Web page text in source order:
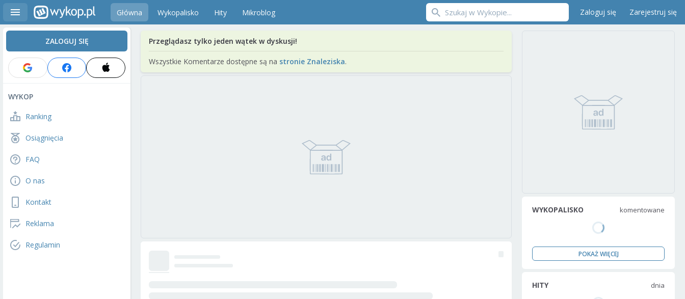
Główna Wykopalisko Hity Mikroblog Zaloguj się Zarejestruj się
ZALOGUJ SIĘ
WYKOP
Ranking
Osiągnięcia
FAQ
O nas
Kontakt
Reklama
Regulamin
Przeglądasz tylko jeden wątek w dyskusji!
Wszystkie Komentarze dostępne są na stronie Znaleziska.
WYKOPALISKO komentowane
POKAŻ WIĘCEJ
HITY dnia